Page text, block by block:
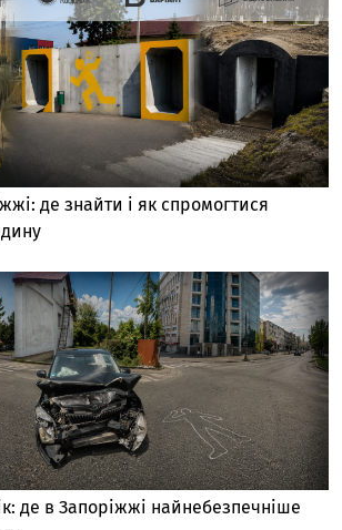
де знайти і як спромогтися
де в Запоріжжі найнебезпечніше